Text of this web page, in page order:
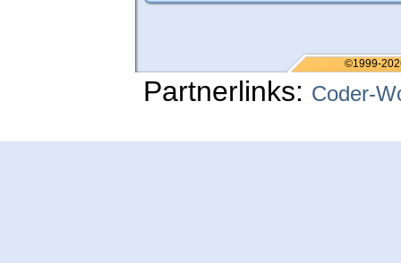
©1999-
Partnerlinks: Coder-